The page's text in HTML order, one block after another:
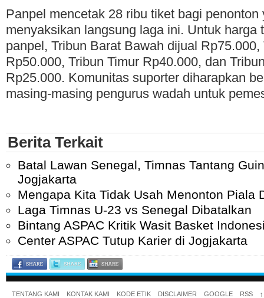
Panpel mencetak 28 ribu tiket bagi penonton
menyaksikan langsung laga ini. Untuk harga
panpel, Tribun Barat Bawah dijual
Rp50.000, Tribun Timur Rp40.000, dan
Rp25.000. Komunitas suporter diharapkan
masing-masing pengurus wadah untuk
Berita Terkait
Batal Lawan Senegal, Timnas Tantang
Jogjakarta
Mengapa Kita Tidak Usah Menonton Piala
Laga Timnas U-23 vs Senegal Dibatalkan
Bintang ASPAC Kritik Wasit Basket
Center ASPAC Tutup Karier di Jogjakarta
TENTANG KAMI KONTAK KAMI KODE ETIK DISCLAIMER GOOGLE RSS ↑